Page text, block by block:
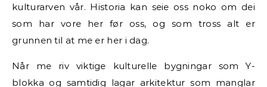
kulturarven vår. Historia kan seie oss noko om dei
som har vore her før oss, og som tross alt er
grunnen til at me er her i dag.
Når me riv viktige kulturelle bygningar som Y-
blokka og samtidig lagar arkitektur som manglar